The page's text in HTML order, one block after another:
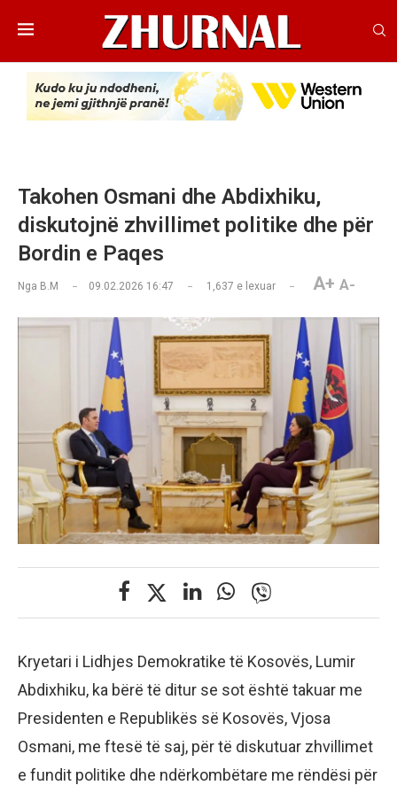
Takohen Osmani dhe Abdixhiku,
diskutojnë zhvillimet politike dhe për
Bordin e Paqes
Nga B.M 09.02.2026 16:47 1,637 e lexuar A+ A-
Kryetari i Lidhjes Demokratike të Kosovës, Lumir
Abdixhiku, ka bërë të ditur se sot është takuar me
Presidenten e Republikës së Kosovës, Vjosa
Osmani, me ftesë të saj, për të diskutuar zhvillimet
e fundit politike dhe ndërkombëtare me rëndësi për